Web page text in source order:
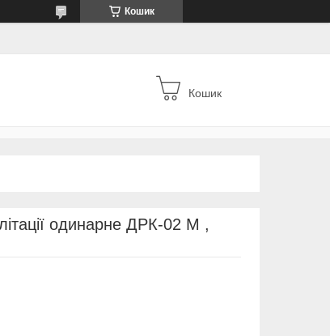
Кошик
Кошик
одинарне ДРК-02 М ,